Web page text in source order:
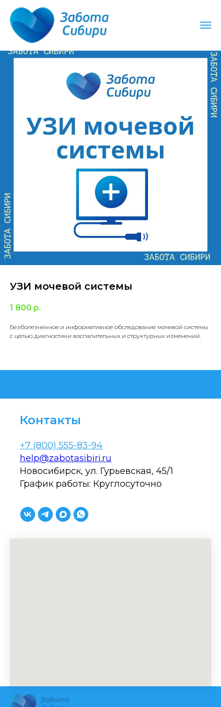
круглосуточно
УЗИ мочевой системы
1 800 р.
Безболезненное и информативное обследование мочевой системы
с целью диагностики воспалительных и структурных изменений.
Контакты
+7 (800) 555-83-94
help@zabotasibiri.ru
Новосибирск, ул. Гурьевская, 45/1
График работы: Круглосуточно